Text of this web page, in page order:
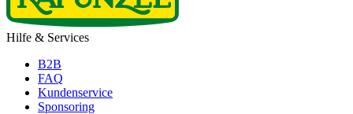
Hilfe & Services
B2B
FAQ
Kundenservice
Sponsoring